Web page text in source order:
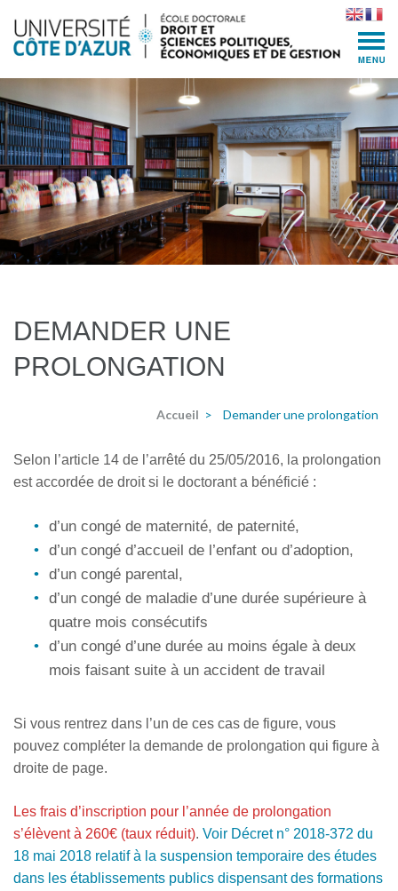
content
(Press
Enter)
DEMANDER UNE
PROLONGATION
Accueil > Demander une prolongation
Selon l’article 14 de l’arrêté du 25/05/2016, la prolongation
est accordée de droit si le doctorant a bénéficié :
d’un congé de maternité, de paternité,
d’un congé d’accueil de l’enfant ou d’adoption,
d’un congé parental,
d’un congé de maladie d’une durée supérieure à
quatre mois consécutifs
d’un congé d’une durée au moins égale à deux
mois faisant suite à un accident de travail
Si vous rentrez dans l’un de ces cas de figure, vous
pouvez compléter la demande de prolongation qui figure à
droite de page.
Les frais d’inscription pour l’année de prolongation
s’élèvent à 260€ (taux réduit). Voir Décret n° 2018-372 du
18 mai 2018 relatif à la suspension temporaire des études
dans les établissements publics dispensant des formations